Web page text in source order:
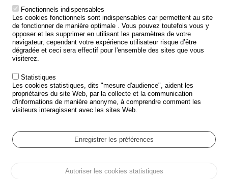
ÉTAT DE L’INSÉCURITÉ ROUTIÈRE
TRAITEMENT DES DONNÉES PERSONNELLES DES ACCIDENTS DE
LA ROUTE
ETUDES ET RECHERCHES
APPEL À PROJETS
POLITIQUE DE SÉCURITÉ ROUTIÈRE
Outils
AGENDA
GLOSSAIRE
Cookie settings
Protection des données personnelles et Cookies
Fonctionnels indispensables
Les cookies fonctionnels sont indispensables car permettent au site
de fonctionner de manière optimale . Vous pouvez toutefois vous y
opposer et les supprimer en utilisant les paramètres de votre
navigateur, cependant votre expérience utilisateur risque d’être
dégradée et ceci sera effectif pour l'ensemble des sites que vous
visiterez.
Statistiques
Les cookies statistiques, dits "mesure d'audience", aident les
propriétaires du site Web, par la collecte et la communication
d'informations de manière anonyme, à comprendre comment les
visiteurs interagissent avec les sites Web.
Enregistrer les préférences
Autoriser les cookies statistiques